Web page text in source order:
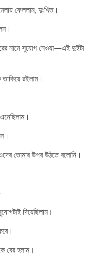
ফেললাম, দুঃখিত।
নামে সুযোগ নেওয়া—এই
তাকিয়ে রইলাম।
তোমার উপর উঠতে বলোনি।
দিয়েছিলাম।
বের হলাম।